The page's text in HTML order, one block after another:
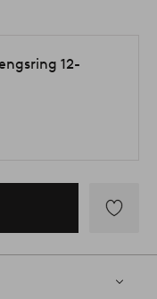
12-
til